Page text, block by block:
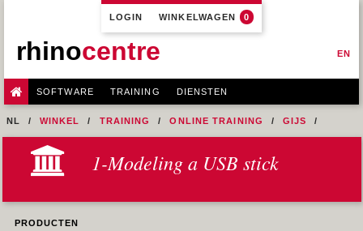
LOGIN WINKELWAGEN 0
EN
rhinocentre
SOFTWARE TRAINING DIENSTEN
NL WINKEL TRAINING ONLINE TRAINING GIJS
1-MODELING A USB STICK
1-Modeling a USB stick
PRODUCTEN